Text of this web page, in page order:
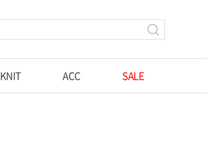
KNIT ACC SALE